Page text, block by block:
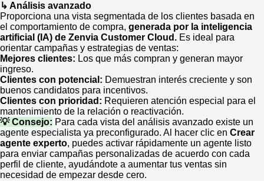
↳ Análisis avanzado
Proporciona una vista segmentada de los clientes basada en
el comportamiento de compra, generada por la inteligencia
artificial (IA) de Zenvia Customer Cloud. Es ideal para
orientar campañas y estrategias de ventas:
Mejores clientes: Los que más compran y generan mayor
ingreso.
Clientes con potencial: Demuestran interés creciente y son
buenos candidatos para incentivos.
Clientes con prioridad: Requieren atención especial para el
mantenimiento de la relación o reactivación.
💡 Consejo: Para cada vista del análisis avanzado existe un
agente especialista ya preconfigurado. Al hacer clic en Crear
agente experto, puedes activar rápidamente un agente listo
para enviar campañas personalizadas de acuerdo con cada
perfil de cliente, ayudándote a aumentar tus ventas sin
necesidad de empezar desde cero.